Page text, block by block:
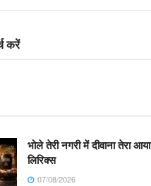
करें
भोले तेरी नगरी में दीवाना तेरा आया
लिरिक्स
07/08/2026